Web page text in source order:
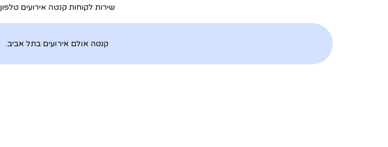
שירות לקוחות קנטה אירועים טלפון
קנטה אולם אירועים בתל אביב.